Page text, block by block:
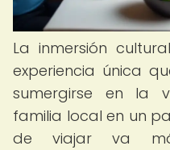
La inmersión
experiencia única
sumergirse en la
familia local en un
de viajar va